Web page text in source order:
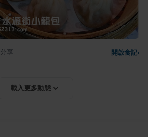
分享 開啟食記›
載入更多動態